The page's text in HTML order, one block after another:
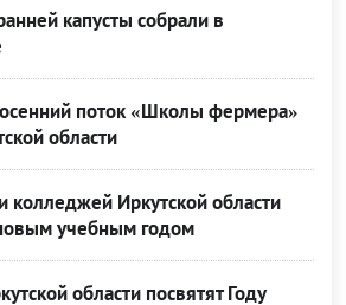
капусты собрали в
поток «Школы фермера»
области
Иркутской области
учебным годом
области посвятят Году